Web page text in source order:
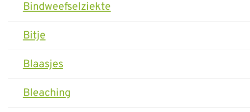
Bindweefselziekte
Bitje
Blaasjes
Bleaching